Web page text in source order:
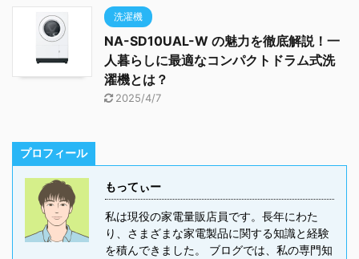
洗濯機
NA-SD10UAL-W の魅力を徹底解説！一
人暮らしに最適なコンパクトドラム式洗
濯機とは？
2025/4/7
プロフィール
もってぃー
私は現役の家電量販店員です。長年にわた
り、さまざまな家電製品に関する知識と経験
を積んできました。 ブログでは、私の専門知